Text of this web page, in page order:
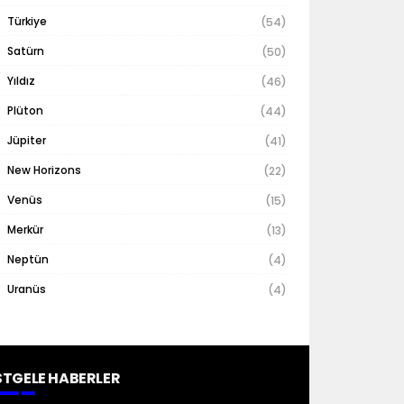
Türkiye
(54)
Satürn
(50)
Yıldız
(46)
Plüton
(44)
Jüpiter
(41)
New Horizons
(22)
Venüs
(15)
Merkür
(13)
Neptün
(4)
Uranüs
(4)
HABERLER